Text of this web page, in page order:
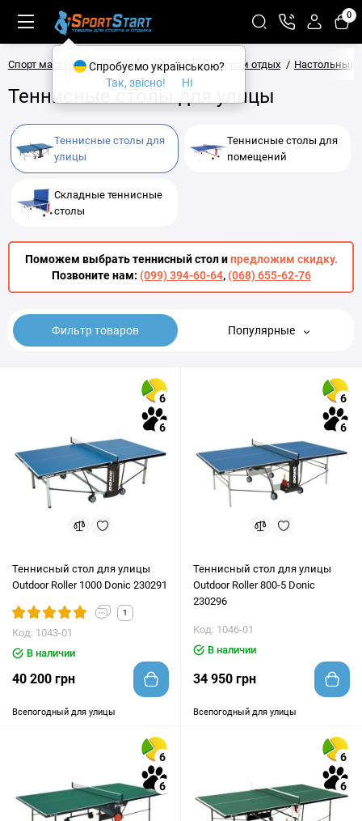
0
Спорт магазин SPORTSTART Активный спорт и отдых Настольный
Теннисные столы для улицы
Теннисные столы для
улицы
Теннисные столы для
помещений
Складные теннисные
столы
Поможем выбрать теннисный стол ипредложим скидку.
Позвоните нам: (099) 394-60-64,(068) 655-62-76
Фильтр товаров Популярные
6
6
Теннисный стол для улицы
Outdoor Roller 1000 Donic 230291
1
Код: 1043-01
В наличии
40 200 грн
Всепогодный для улицы
6
6
Теннисный стол для улицы
Outdoor Roller 800-5 Donic
230296
Код: 1046-01
В наличии
34 950 грн
Всепогодный для улицы
6
6
6
6
Спробуємо українською?
Так, звісно!
Ні